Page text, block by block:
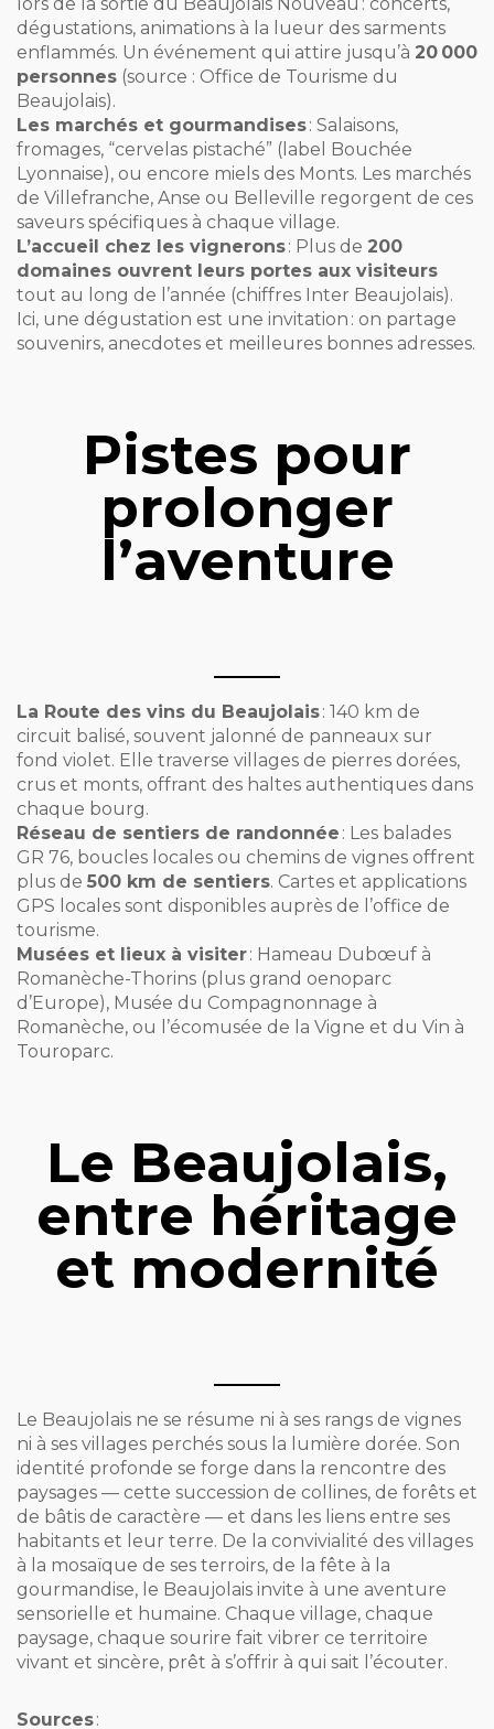
dégustations, animations à la lueur des sarments
enflammés. Un événement qui attire jusqu’à 20 000
personnes (source : Office de Tourisme du
Beaujolais).
Les marchés et gourmandises: Salaisons,
fromages, “cervelas pistaché” (label Bouchée
Lyonnaise), ou encore miels des Monts. Les marchés
de Villefranche, Anse ou Belleville regorgent de ces
saveurs spécifiques à chaque village.
L’accueil chez les vignerons: Plus de 200
domaines ouvrent leurs portes aux visiteurs
tout au long de l’année (chiffres Inter Beaujolais).
Ici, une dégustation est une invitation : on partage
souvenirs, anecdotes et meilleures bonnes adresses.
Pistes pour
prolonger
l’aventure
La Route des vins du Beaujolais: 140 km de
circuit balisé, souvent jalonné de panneaux sur
fond violet. Elle traverse villages de pierres dorées,
crus et monts, offrant des haltes authentiques dans
chaque bourg.
Réseau de sentiers de randonnée : Les balades
GR 76, boucles locales ou chemins de vignes offrent
plus de 500 km de sentiers. Cartes et applications
GPS locales sont disponibles auprès de l’office de
tourisme.
Musées et lieux à visiter: Hameau Dubœuf à
Romanèche-Thorins (plus grand oenoparc
d’Europe), Musée du Compagnonnage à
Romanèche, ou l’écomusée de la Vigne et du Vin à
Touroparc.
Le Beaujolais,
entre héritage
et modernité
Le Beaujolais ne se résume ni à ses rangs de vignes
ni à ses villages perchés sous la lumière dorée. Son
identité profonde se forge dans la rencontre des
paysages — cette succession de collines, de forêts et
de bâtis de caractère — et dans les liens entre ses
habitants et leur terre. De la convivialité des villages
à la mosaïque de ses terroirs, de la fête à la
gourmandise, le Beaujolais invite à une aventure
sensorielle et humaine. Chaque village, chaque
paysage, chaque sourire fait vibrer ce territoire
vivant et sincère, prêt à s’offrir à qui sait l’écouter.
Sources: